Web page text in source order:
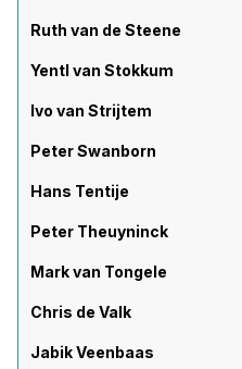
Ruth van de Steene
Yentl van Stokkum
Ivo van Strijtem
Peter Swanborn
Hans Tentije
Peter Theuyninck
Mark van Tongele
Chris de Valk
Jabik Veenbaas